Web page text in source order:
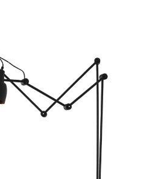
dodane produkty do listy
sesji.